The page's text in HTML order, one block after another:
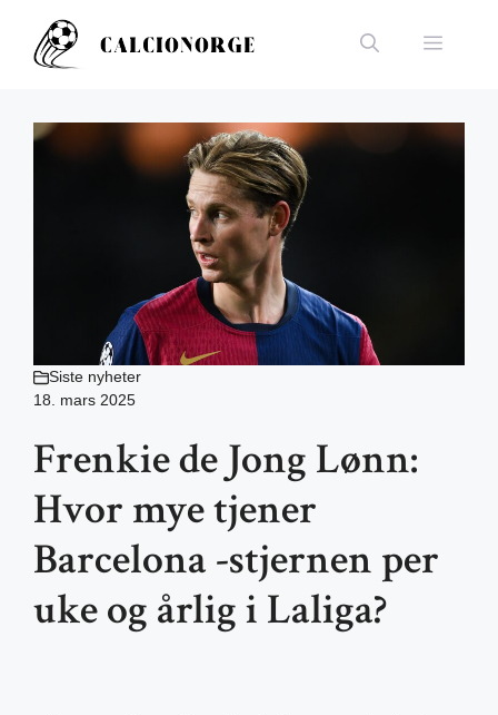
innhold
Meny
Siste nyheter
18. mars 2025
Frenkie de Jong Lønn:
Hvor mye tjener
Barcelona -stjernen per
uke og årlig i Laliga?